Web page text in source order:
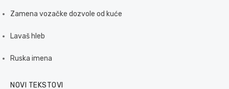
Zamena vozačke dozvole od kuće
Lavaš hleb
Ruska imena
NOVI TEKSTOVI